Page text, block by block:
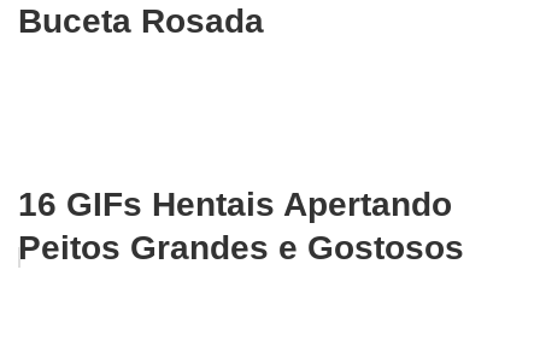
Buceta Rosada
16 GIFs Hentais Apertando
Peitos Grandes e Gostosos